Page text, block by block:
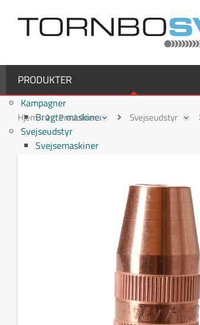
PRODUKTER
Kampagner
Brugte maskiner
Svejseudstyr
Svejsemaskiner
MMA / Elektrode svejsemaskiner
Multiprocesmaskiner
Binzel svejseslanger
Binzel MIG/MAG svejseslanger
Fronius svejseslanger
Fronius MIG/MAG svejseslanger
Fronius TIG svejseslanger
Sliddele til svejseslanger
Sliddele Fronius
Hjem Produkter Svejseudstyr